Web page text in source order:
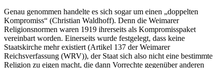
Genau genommen handelte es sich sogar um einen „doppelten
Kompromiss“ (Christian Waldhoff). Denn die Weimarer
Religionsnormen waren 1919 ihrerseits als Kompromisspaket
vereinbart worden. Einerseits wurde festgelegt, dass keine
Staatskirche mehr existiert (Artikel 137 der Weimarer
Reichsverfassung (WRV)), der Staat sich also nicht eine bestimmte
Religion zu eigen macht, die dann Vorrechte gegenüber anderen